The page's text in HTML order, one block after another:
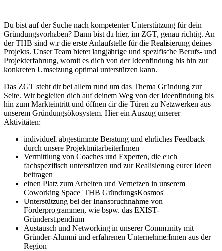
Du bist auf der Suche nach kompetenter Unterstützung für dein
Gründungsvorhaben? Dann bist du hier, im ZGT, genau richtig. An
der THB sind wir die erste Anlaufstelle für die Realisierung deines
Projekts. Unser Team bietet langjährige und spezifische Berufs- und
Projekterfahrung, womit es dich von der Ideenfindung bis hin zur
konkreten Umsetzung optimal unterstützen kann.
Das ZGT steht dir bei allem rund um das Thema Gründung zur
Seite. Wir begleiten dich auf deinem Weg von der Ideenfindung bis
hin zum Markteintritt und öffnen dir die Türen zu Netzwerken aus
unserem Gründungsökosystem. Hier ein Auszug unserer
Aktivitäten:
individuell abgestimmte Beratung und ehrliches Feedback
durch unsere ProjektmitarbeiterInnen
Vermittlung von Coaches und Experten, die euch
fachspezifisch unterstützen und zur Realisierung eurer Ideen
beitragen
einen Platz zum Arbeiten und Vernetzen in unserem
Coworking Space 'THB GründungsKosmos'
Unterstützung bei der Inanspruchnahme von
Förderprogrammen, wie bspw. das EXIST-
Gründerstipendium
Austausch und Networking in unserer Community mit
Gründer-Alumni und erfahrenen UnternehmerInnen aus der
Region